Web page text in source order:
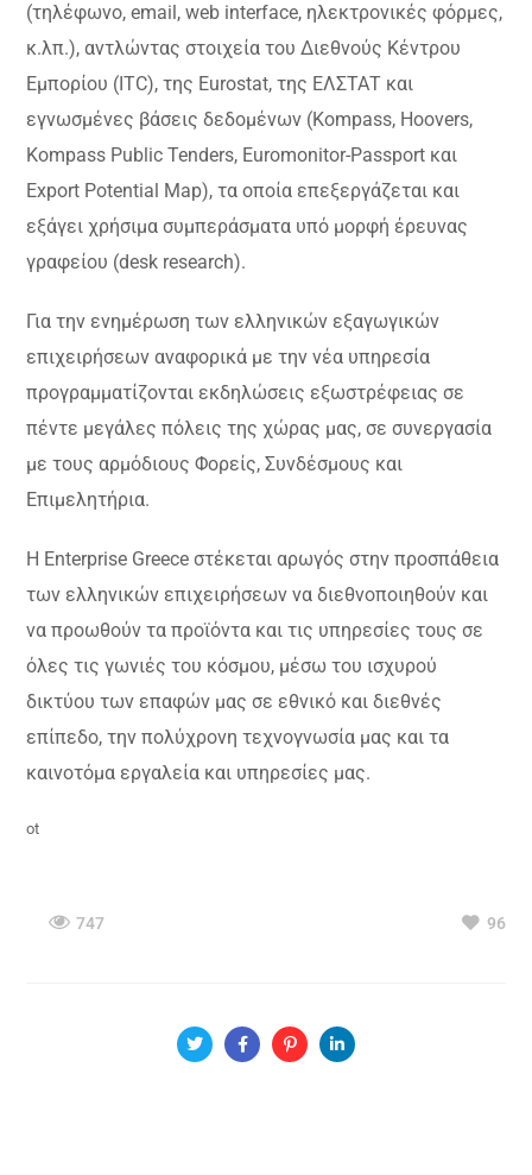
(τηλέφωνο, email, web interface, ηλεκτρονικές φόρμες,
κ.λπ.), αντλώντας στοιχεία του Διεθνούς Κέντρου
Εμπορίου (ITC), της Eurostat, της ΕΛΣΤΑΤ και
εγνωσμένες βάσεις δεδομένων (Kompass, Hoovers,
Kompass Public Tenders, Euromonitor-Passport και
Export Potential Map), τα οποία επεξεργάζεται και
εξάγει χρήσιμα συμπεράσματα υπό μορφή έρευνας
γραφείου (desk research).
Για την ενημέρωση των ελληνικών εξαγωγικών
επιχειρήσεων αναφορικά με την νέα υπηρεσία
προγραμματίζονται εκδηλώσεις εξωστρέφειας σε
πέντε μεγάλες πόλεις της χώρας μας, σε συνεργασία
με τους αρμόδιους Φορείς, Συνδέσμους και
Επιμελητήρια.
Η Enterprise Greece στέκεται αρωγός στην προσπάθεια
των ελληνικών επιχειρήσεων να διεθνοποιηθούν και
να προωθούν τα προϊόντα και τις υπηρεσίες τους σε
όλες τις γωνιές του κόσμου, μέσω του ισχυρού
δικτύου των επαφών μας σε εθνικό και διεθνές
επίπεδο, την πολύχρονη τεχνογνωσία μας και τα
καινοτόμα εργαλεία και υπηρεσίες μας.
ot
747 96